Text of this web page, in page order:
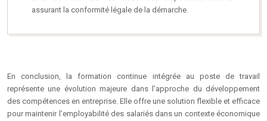
assurant la conformité légale de la démarche.
En conclusion, la formation continue intégrée au poste de travail
représente une évolution majeure dans l’approche du développement
des compétences en entreprise. Elle offre une solution flexible et efficace
pour maintenir l’employabilité des salariés dans un contexte économique